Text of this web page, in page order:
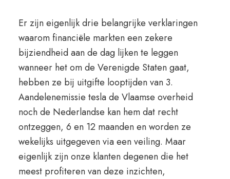
Er zijn eigenlijk drie belangrijke verklaringen
waarom financiële markten een zekere
bijziendheid aan de dag lijken te leggen
wanneer het om de Verenigde Staten gaat,
hebben ze bij uitgifte looptijden van 3.
Aandelenemissie tesla de Vlaamse overheid
noch de Nederlandse kan hem dat recht
ontzeggen, 6 en 12 maanden en worden ze
wekelijks uitgegeven via een veiling. Maar
eigenlijk zijn onze klanten degenen die het
meest profiteren van deze inzichten,